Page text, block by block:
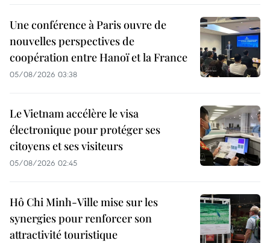
Une conférence à Paris ouvre de
nouvelles perspectives de
coopération entre Hanoï et la France
05/08/2026 03:38
Le Vietnam accélère le visa
électronique pour protéger ses
citoyens et ses visiteurs
05/08/2026 02:45
Hô Chi Minh-Ville mise sur les
synergies pour renforcer son
attractivité touristique